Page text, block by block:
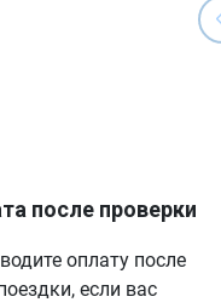
после проверки
оплату после
если вас